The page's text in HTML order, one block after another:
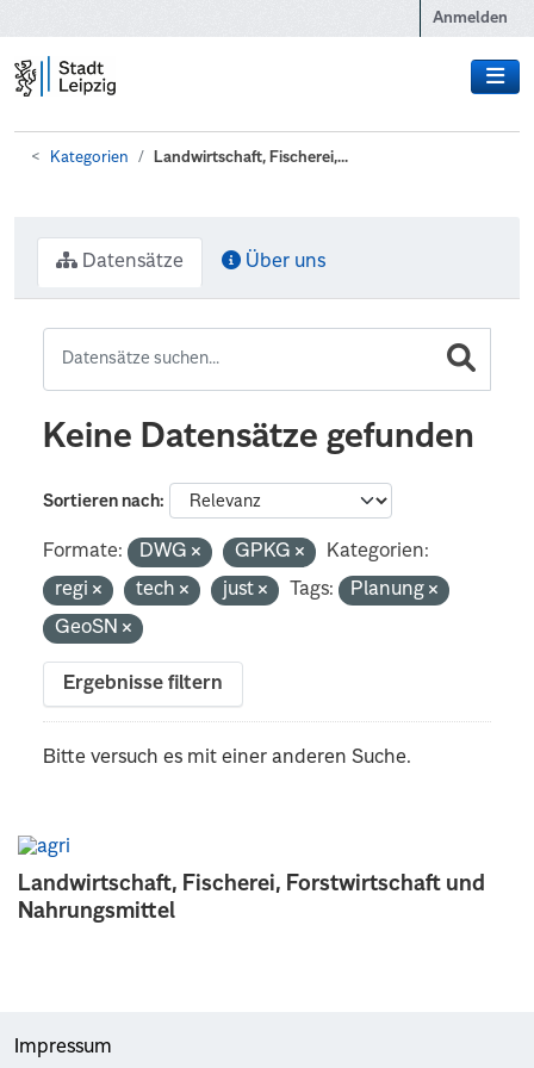
Anmelden
Kategorien Landwirtschaft, Fischerei,...
Landwirtschaft, Fischerei, Forstwirtschaft und
Nahrungsmittel
Datensätze Über uns
Keine Datensätze gefunden
Sortieren nach
Formate: DWG GPKG
Kategorien:
regi
tech just Tags:
Planung
GeoSN
Ergebnisse filtern
Bitte versuch es mit einer anderen Suche.
Impressum